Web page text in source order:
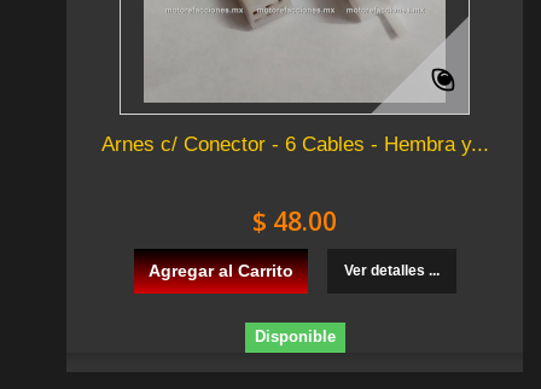
Arnes c/ Conector - 6 Cables - Hembra y...
$ 48.00
Agregar al Carrito Ver detalles ...
Disponible